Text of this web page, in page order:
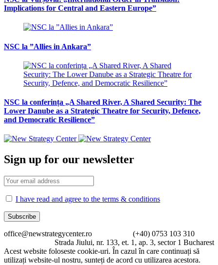
Implications for Central and Eastern Europe”
NSC la ”Allies in Ankara”
NSC la conferința „A Shared River, A Shared Security: The
Lower Danube as a Strategic Theatre for Security, Defence,
and Democratic Resilience”
Sign up for our newsletter
I have read and agree to the terms & conditions
office@newstrategycenter.ro (+40) 0753 103 310
Strada Jiului, nr. 133, et. 1, ap. 3, sector 1 Bucharest
Acest website foloseste cookie-uri. În cazul în care continuați să
utilizați website-ul nostru, sunteți de acord cu utilizarea acestora.